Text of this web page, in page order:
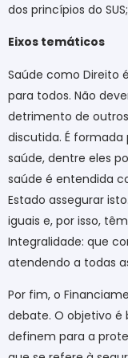
dos princípios do
Eixos temáticos
Saúde como Direito
para todos. Não
detrimento de
discutida. É
saúde, dentre eles
saúde é entendida
Estado assegurar
iguais e, por isso,
Integralidade: que
atendendo a todas
Por fim, o
debate. O objetivo é
definem para a